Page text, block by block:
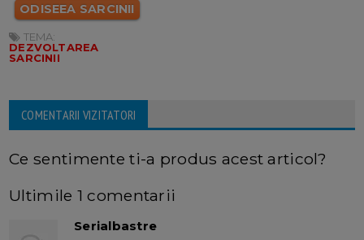
ODISEEA SARCINII
TEMA:
DEZVOLTAREA
SARCINII
COMENTARII VIZITATORI
Ce sentimente ti-a produs acest articol?
Ultimile 1 comentarii
Serialbastre